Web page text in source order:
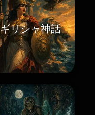
ギリシャ神話